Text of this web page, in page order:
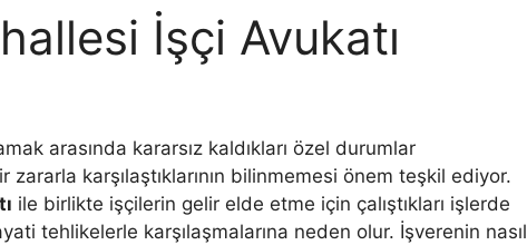
İşçi Avukatı
arasında kararsız kaldıkları özel durumlar
karşılaştıklarının bilinmemesi önem teşkil ediyor.
ile birlikte işçilerin gelir elde etme için çalıştıkları işlerde
tehlikelerle karşılaşmalarına neden olur. İşverenin nasıl